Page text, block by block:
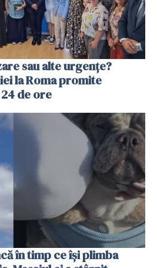
sau alte urgențe?
la Roma promite
de ore
în timp ce își plimba